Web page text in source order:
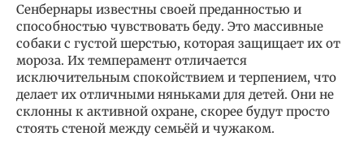
Сенбернары известны своей преданностью и
способностью чувствовать беду. Это массивные
собаки с густой шерстью, которая защищает их от
мороза. Их темперамент отличается
исключительным спокойствием и терпением, что
делает их отличными няньками для детей. Они не
склонны к активной охране, скорее будут просто
стоять стеной между семьёй и чужаком.